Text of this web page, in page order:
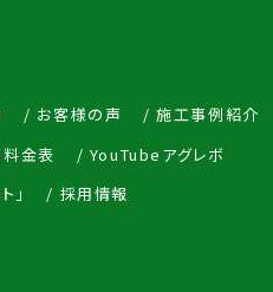
お客様の声
施工事例紹介
料金表
YouTubeアグレボ
」
採用情報